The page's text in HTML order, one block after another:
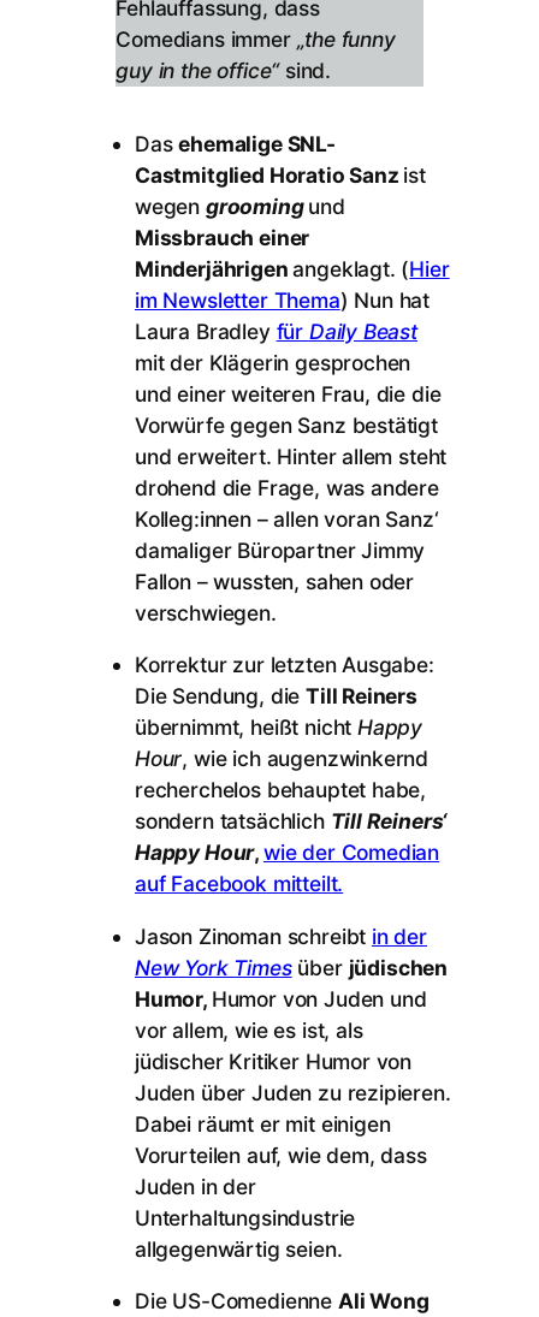
Fehlauffassung, dass
Comedians immer „the funny
guy in the office“ sind.
Dasehemalige SNL-
Castmitglied Horatio Sanz ist
wegen groomingund
Missbrauch einer
Minderjährigenangeklagt. (Hier
im Newsletter Thema) Nun hat
Laura Bradley für Daily Beast
mit der Klägerin gesprochen
und einer weiteren Frau, die die
Vorwürfe gegen Sanz bestätigt
und erweitert. Hinter allem steht
drohend die Frage, was andere
Kolleg:innen – allen voran Sanz‘
damaliger Büropartner Jimmy
Fallon – wussten, sahen oder
verschwiegen.
Korrektur zur letzten Ausgabe:
Die Sendung, dieTill Reiners
übernimmt, heißt nichtHappy
Hour, wie ich augenzwinkernd
recherchelos behauptet habe,
sondern tatsächlich Till Reiners‘
Happy Hour,wie der Comedian
auf Facebook mitteilt.
Jason Zinoman schreibt in der
New York Timesüber jüdischen
Humor, Humor von Juden und
vor allem, wie es ist, als
jüdischer Kritiker Humor von
Juden über Juden zu rezipieren.
Dabei räumt er mit einigen
Vorurteilen auf, wie dem, dass
Juden in der
Unterhaltungsindustrie
allgegenwärtig seien.
Die US-Comedienne Ali Wong